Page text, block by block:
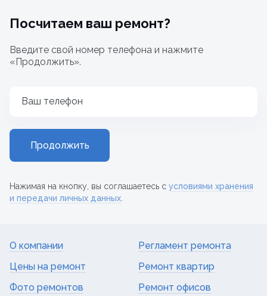
Посчитаем ваш ремонт?
Введите свой номер телефона и нажмите
«Продолжить».
Ваш телефон
Продолжить
Нажимая на кнопку, вы соглашаетесь с условиями хранения
и передачи личных данных.
О компании
Цены на ремонт
Фото ремонтов
Регламент ремонта
Ремонт квартир
Ремонт офисов